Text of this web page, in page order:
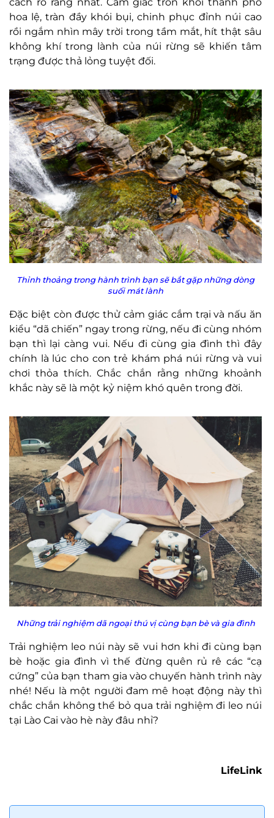
hoa lệ, tràn đầy khói bụi, chinh phục đỉnh núi cao
rồi ngắm nhìn mây trời trong tầm mắt, hít thật sâu
không khí trong lành của núi rừng sẽ khiến tâm
trạng được thả lỏng tuyệt đối.
Thỉnh thoảng trong hành trình bạn sẽ bắt gặp những dòng
suối mát lành
Đặc biệt còn được thử cảm giác cắm trại và nấu ăn
kiểu “dã chiến” ngay trong rừng, nếu đi cùng nhóm
bạn thì lại càng vui. Nếu đi cùng gia đình thì đây
chính là lúc cho con trẻ khám phá núi rừng và vui
chơi thỏa thích. Chắc chắn rằng những khoảnh
khắc này sẽ là một kỷ niệm khó quên trong đời.
Những trải nghiệm dã ngoại thú vị cùng bạn bè và gia đình
Trải nghiệm leo núi này sẽ vui hơn khi đi cùng bạn
bè hoặc gia đình vì thế đừng quên rủ rê các “cạ
cứng” của bạn tham gia vào chuyến hành trình này
nhé! Nếu là một người đam mê hoạt động này thì
chắc chắn không thể bỏ qua trải nghiệm đi leo núi
tại Lào Cai vào hè này đâu nhỉ?
LifeLink